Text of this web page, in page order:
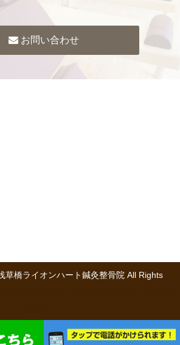
お問い合わせ
草橋ライオンハート鍼灸整骨院 All Rights